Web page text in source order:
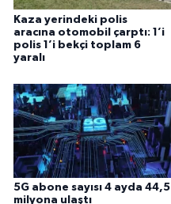
Kaza yerindeki polis
aracına otomobil çarptı: 1’i
polis 1’i bekçi toplam 6
yaralı
5G abone sayısı 4 ayda 44,5
milyona ulaştı